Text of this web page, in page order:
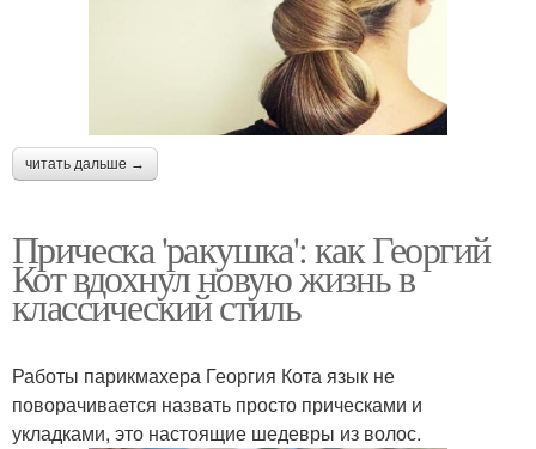
читать дальше →
Прическа 'ракушка': как Георгий
Кот вдохнул новую жизнь в
классический стиль
Работы парикмахера Георгия Кота язык не
поворачивается назвать просто прическами и
укладками, это настоящие шедевры из волос.